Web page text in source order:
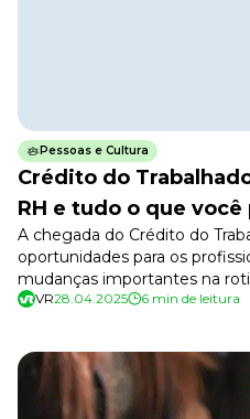
Pessoas e Cultura
Crédito do
RH e tudo o que você
A chegada do Crédito do
oportunidades para os
mudanças importantes na
focado no crédito consignado
Humanos, este guia é
VR28.04.2025 6 min de leitura